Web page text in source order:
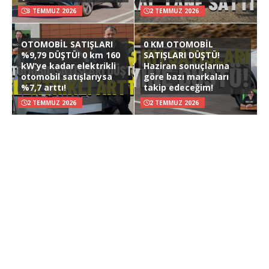
3 TEMMUZ 2026 2 TEMMUZ 2026
OTOMOBİL SATIŞLARI
%9,79 DÜŞTÜ! 0 km 160
kW’ye kadar elektrikli
otomobil satışlarıysa
%7,7 arttı!
2 TEMMUZ 2026
0 KM OTOMOBİL
SATIŞLARI DÜŞTÜ!
Haziran sonuçlarına
göre bazı markaları
takip edeceğim!
2 TEMMUZ 2026